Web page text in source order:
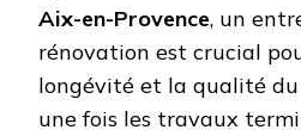
Aix-en-Provence, un
rénovation est crucial
longévité et la qualité
une fois les travaux